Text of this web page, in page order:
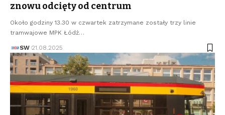
znowu odcięty od centrum
Około godziny 13.30 w czwartek zatrzymane zostały trzy linie
tramwajowe MPK Łódź…
SW 21.08.2025